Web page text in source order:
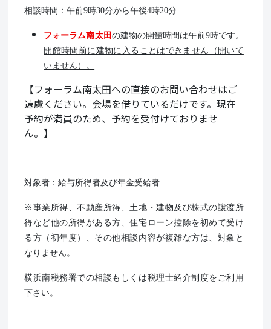
相談時間：午前9時30分から午後4時20分
フォーラム南太田 の建物の開館時間は午前9時です。
開館時間前に建物に入ることはできません（開いて
いません）。
【フォーラム南太田への直接のお問い合わせはご
遠慮ください。会場を借りているだけです。現在
予約が満員のため、予約を受付けておりませ
ん。】
対象者：給与所得者及び年金受給者
※事業所得、不動産所得、土地・建物及び株式の譲渡所
得など他の所得がある方、住宅ローン控除を初めて受け
る方（初年度）、その他相談内容が複雑な方は、対象と
なりません。
横浜南税務署での相談もしくは税理士紹介制度をご利用
下さい。